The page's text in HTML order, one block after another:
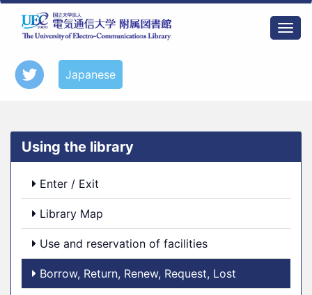
Skip
main
Japanese
Using the library
Enter / Exit
Library Map
Use and reservation of facilities
Borrow, Return, Renew, Request, Lost